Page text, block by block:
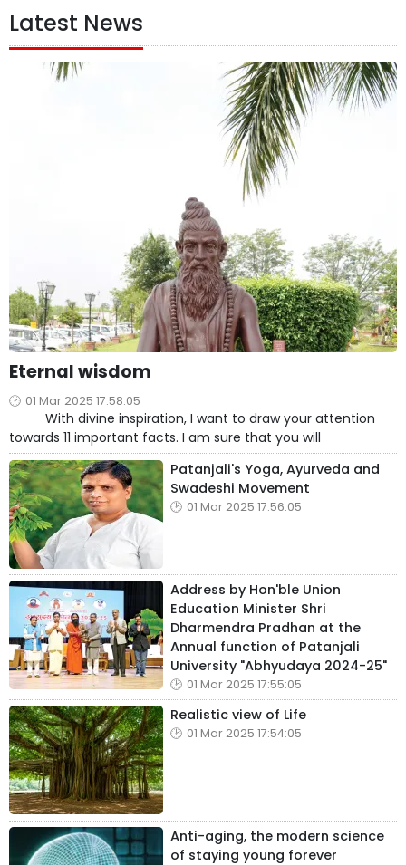
Latest News
Eternal wisdom
01 Mar 2025 17:58:05
With divine inspiration, I want to draw your attention
towards 11 important facts. I am sure that you will
Patanjali's Yoga, Ayurveda and
Swadeshi Movement
01 Mar 2025 17:56:05
Address by Hon'ble Union
Education Minister Shri
Dharmendra Pradhan at the
Annual function of Patanjali
University "Abhyudaya 2024-25"
01 Mar 2025 17:55:05
Realistic view of Life
01 Mar 2025 17:54:05
Anti-aging, the modern science
of staying young forever